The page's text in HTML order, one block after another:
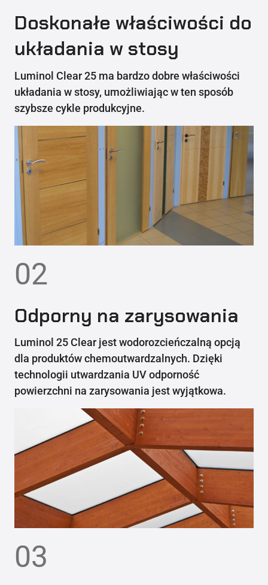
Doskonałe właściwości do
układania w stosy
Luminol Clear 25 ma bardzo dobre właściwości
układania w stosy, umożliwiając w ten sposób
szybsze cykle produkcyjne.
02
Odporny na zarysowania
Luminol 25 Clear jest wodorozcieńczalną opcją
dla produktów chemoutwardzalnych. Dzięki
technologii utwardzania UV odporność
powierzchni na zarysowania jest wyjątkowa.
03